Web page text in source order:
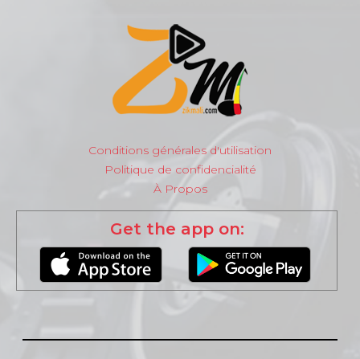
Conditions générales d'utilisation
Politique de confidencialité
À Propos
Get the app on: